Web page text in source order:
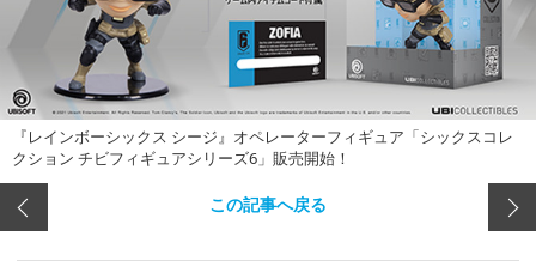
『レインボーシックス シージ』オペレーターフィギュア「シックスコレ
クション チビフィギュアシリーズ6」販売開始！
この記事へ戻る